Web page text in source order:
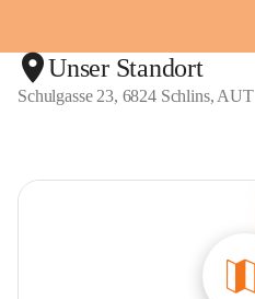
Unser Standort
Schulgasse 23, 6824 Schlins, AUT